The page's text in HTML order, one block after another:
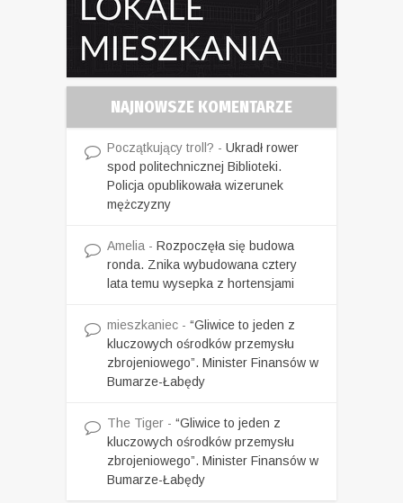
NAJNOWSZE KOMENTARZE
Początkujący troll? - Ukradł rower
spod politechnicznej Biblioteki.
Policja opublikowała wizerunek
mężczyzny
Amelia - Rozpoczęła się budowa
ronda. Znika wybudowana cztery
lata temu wysepka z hortensjami
mieszkaniec - “Gliwice to jeden z
kluczowych ośrodków przemysłu
zbrojeniowego”. Minister Finansów w
Bumarze-Łabędy
The Tiger - “Gliwice to jeden z
kluczowych ośrodków przemysłu
zbrojeniowego”. Minister Finansów w
Bumarze-Łabędy